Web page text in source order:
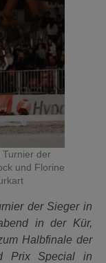
Turnier der
und Florine
der Sieger in
in der Kür,
Halbfinale der
Prix Special in